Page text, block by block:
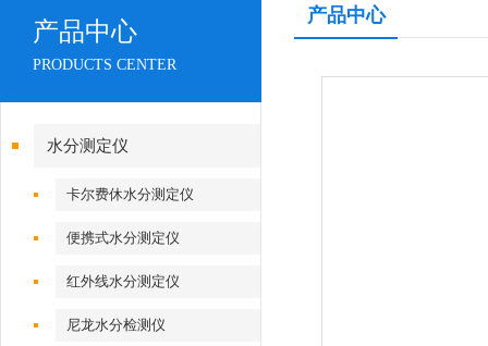
产品中心
PRODUCTS CENTER
水分测定仪
卡尔费休水分测定仪
便携式水分测定仪
红外线水分测定仪
尼龙水分检测仪
产品中心